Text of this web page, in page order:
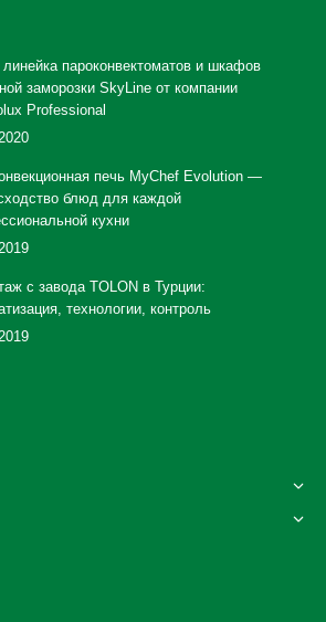
линейка пароконвектоматов и шкафов
заморозки SkyLine от компании
Professional
печь MyChef Evolution —
блюд для каждой
кухни
с завода TOLON в Турции:
технологии, контроль